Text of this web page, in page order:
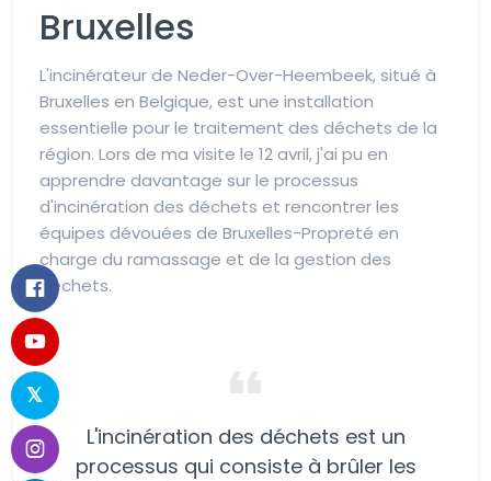
Bruxelles
L'incinérateur de Neder-Over-Heembeek, situé à
Bruxelles en Belgique, est une installation
essentielle pour le traitement des déchets de la
région. Lors de ma visite le 12 avril, j'ai pu en
apprendre davantage sur le processus
d'incinération des déchets et rencontrer les
équipes dévouées de Bruxelles-Propreté en
charge du ramassage et de la gestion des
déchets.
L'incinération des déchets est un
processus qui consiste à brûler les